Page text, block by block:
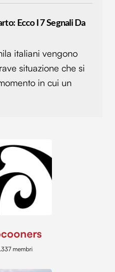
Ecco I 7 Segnali Da
italiani vengono
situazione che si
in cui un
membri